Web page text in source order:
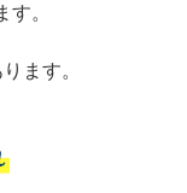
。
ます。